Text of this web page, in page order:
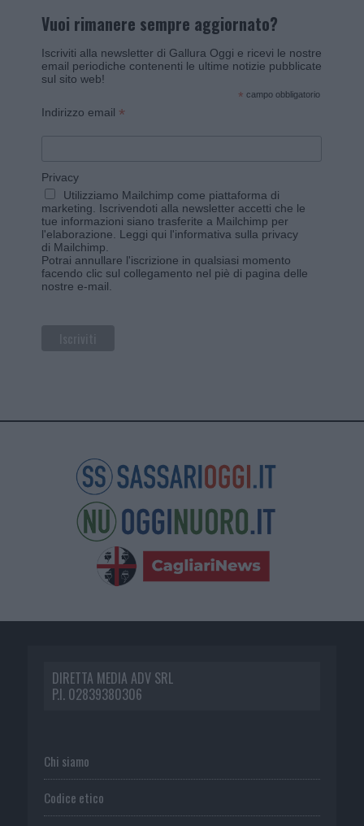
Vuoi rimanere sempre aggiornato?
Iscriviti alla newsletter di Gallura Oggi e ricevi le nostre
email periodiche contenenti le ultime notizie pubblicate
sul sito web!
* campo obbligatorio
Indirizzo email *
Privacy
Utilizziamo Mailchimp come piattaforma di
marketing. Iscrivendoti alla newsletter accetti che le
tue informazioni siano trasferite a Mailchimp per
l'elaborazione. Leggi qui l'informativa sulla privacy
di Mailchimp
Potrai annullare l'iscrizione in qualsiasi momento
facendo clic sul collegamento nel piè di pagina delle
nostre e-mail.
DIRETTA MEDIA ADV SRL
P.I. 02839380306
Chi siamo
Codice etico